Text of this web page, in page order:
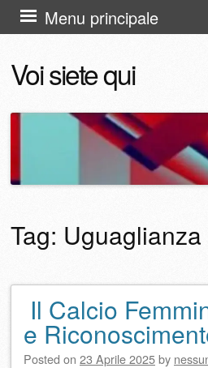
Voi siete qui
Menu principale
al
contenuto
Tag: Uguaglianza
Navigazione articolo
Il Calcio
e
Posted on 23 Aprile 2025by